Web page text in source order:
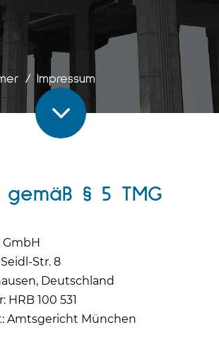
/ Impressum
gemäß § 5 TMG
GmbH
Str. 8
Deutschland
HRB 100 531
Amtsgericht München